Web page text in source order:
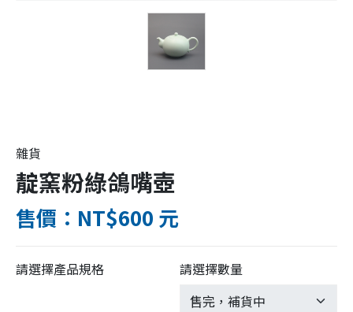
雜貨
靛窯粉綠鴿嘴壺
售價：NT$600 元
請選擇產品規格 請選擇數量